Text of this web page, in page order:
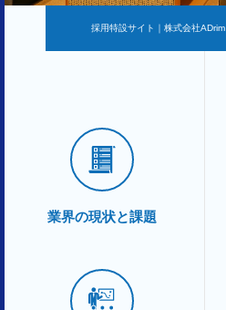
採用特設サイト｜株式会社ADrim
業界の現状と課題